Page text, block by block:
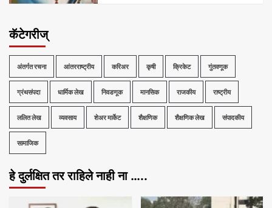
कॅटेगरीज्
अंतर्गत रचना आंतरराष्ट्रीय करिअर कृषी क्रिकेट गुंतवणूक
ग्रंथसंपदा धार्मिक लेख निवडणूक मानसिक राजकीय राष्ट्रीय
ललित लेख व्यवसाय शेअर मार्केट शैक्षणिक शैक्षणिक लेख संपादकीय
सामाजिक
हे दुर्लक्षित तर राहिले नाही ना …..